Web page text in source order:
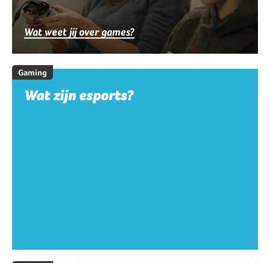
Wat weet jij over games?
Gaming
Wat zijn esports?